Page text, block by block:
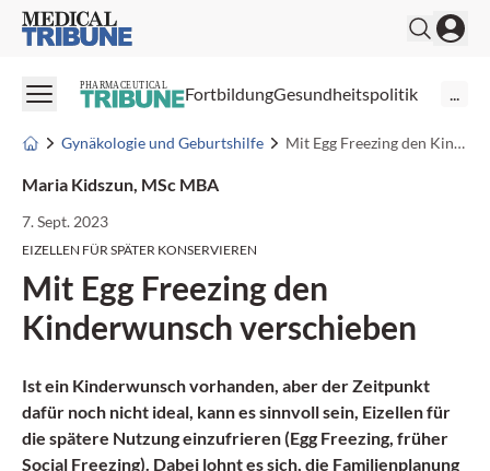
Medical Tribune
PHARMACEUTICAL FortbildungGesundheitspolitik ...
Gynäkologie und Geburtshilfe Mit Egg Freezing den Kinderwunsch verschieben
Maria Kidszun, MSc MBA
7. Sept. 2023
EIZELLEN FÜR SPÄTER KONSERVIEREN
Mit Egg Freezing den
Kinderwunsch verschieben
Ist ein Kinderwunsch vorhanden, aber der Zeitpunkt
dafür noch nicht ideal, kann es sinnvoll sein, Eizellen für
die spätere Nutzung einzufrieren (Egg Freezing, früher
Social Freezing). Dabei lohnt es sich, die Familienplanung